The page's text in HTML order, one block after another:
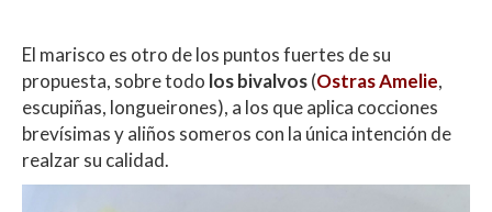
El marisco es otro de los puntos fuertes de su
propuesta, sobre todo los bivalvos(Ostras Amelie,
escupiñas, longueirones), a los que aplica cocciones
brevísimas y aliños someros con la única intención de
realzar su calidad.